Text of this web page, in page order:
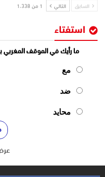
السابق التالي 1 من 1٬338
استفتاء
ما رأيك في الموقف المغربي
مع
ضد
محايد